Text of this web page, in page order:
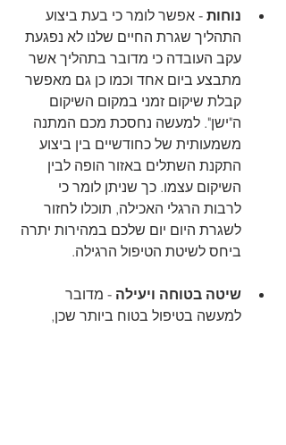
נוחות - אפשר לומר כי בעת ביצוע
התהליך שגרת החיים שלנו לא נפגעת
עקב העובדה כי מדובר בתהליך אשר
מתבצע ביום אחד וכמו כן גם מאפשר
קבלת שיקום זמני במקום השיקום
ה"ישן". למעשה נחסכת מכם המתנה
משמעותית של כחודשיים בין ביצוע
התקנת השתלים באזור הופה לבין
השיקום עצמו. כך שניתן לומר כי
לרבות הרגלי האכילה, תוכלו לחזור
לשגרת היום יום שלכם במהירות יתרה
ביחס לשיטת הטיפול הרגילה.
שיטה בטוחה ויעילה - מדובר
למעשה בטיפול בטוח ביותר שכן,